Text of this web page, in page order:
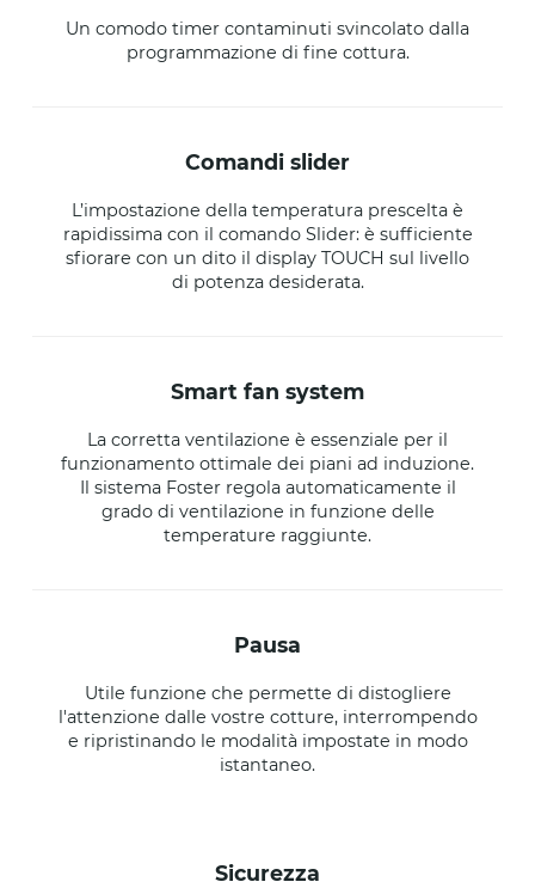
Un comodo timer contaminuti svincolato dalla
programmazione di fine cottura.
comandi slider
L’impostazione della temperatura prescelta è
rapidissima con il comando Slider: è sufficiente
sfiorare con un dito il display TOUCH sul livello
di potenza desiderata.
smart fan system
La corretta ventilazione è essenziale per il
funzionamento ottimale dei piani ad induzione.
Il sistema Foster regola automaticamente il
grado di ventilazione in funzione delle
temperature raggiunte.
pausa
Utile funzione che permette di distogliere
l'attenzione dalle vostre cotture, interrompendo
e ripristinando le modalità impostate in modo
istantaneo.
sicurezza